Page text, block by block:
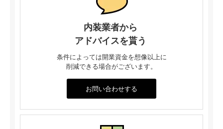
内装業者から
アドバイスを貰う
条件によっては開業資金を想像以上に
削減できる場合がございます。
お問い合わせする